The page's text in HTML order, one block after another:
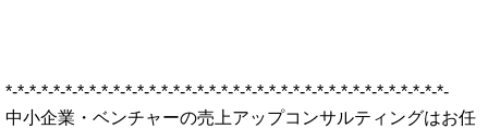
*-*-*-*-*-*-*-*-*-*-*-*-*-*-*-*-*-*-*-*-*-*-*-*-*-*-*-*-*-*-*-*-*-*-*-*-*-
中小企業・ベンチャーの売上アップコンサルティングはお任